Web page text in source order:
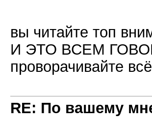
вы читайте топ
И ЭТО ВСЕМ
проворачивайте
RE: По вашему